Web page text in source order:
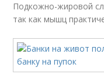
Подкожно-жировой
так как мышц